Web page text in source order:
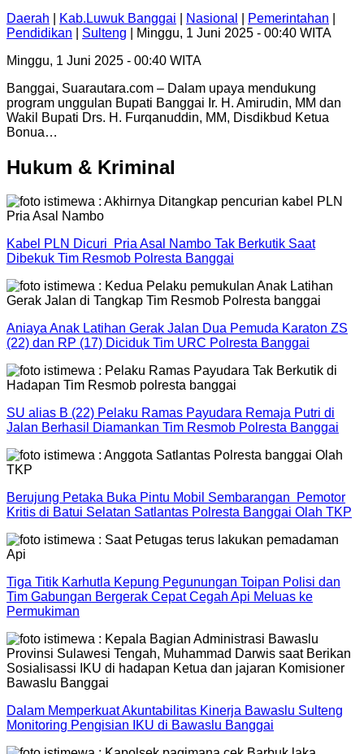
Daerah Kab.Luwuk Banggai Nasional Pemerintahan
Pendidikan
Sulteng | Minggu, 1 Juni 2025 - 00:40 WITA
Minggu, 1 Juni 2025 - 00:40 WITA
Banggai, Suarautara.com – Dalam upaya mendukung
program unggulan Bupati Banggai Ir. H. Amirudin, MM dan
Wakil Bupati Drs. H. Furqanuddin, MM, Disdikbud Ketua
Bonua…
Hukum & Kriminal
Kabel PLN Dicuri Pria Asal Nambo Tak Berkutik Saat
Dibekuk Tim Resmob Polresta Banggai
Aniaya Anak Latihan Gerak Jalan Dua Pemuda Karaton ZS
(22) dan RP (17) Diciduk Tim URC Polresta Banggai
SU alias B (22) Pelaku Ramas Payudara Remaja Putri di
Jalan Berhasil Diamankan Tim Resmob Polresta Banggai
Berujung Petaka Buka Pintu Mobil Sembarangan Pemotor
Kritis di Batui Selatan Satlantas Polresta Banggai Olah TKP
Tiga Titik Karhutla Kepung Pegunungan Toipan Polisi dan
Tim Gabungan Bergerak Cepat Cegah Api Meluas ke
Permukiman
Dalam Memperkuat Akuntabilitas Kinerja Bawaslu Sulteng
Monitoring Pengisian IKU di Bawaslu Banggai